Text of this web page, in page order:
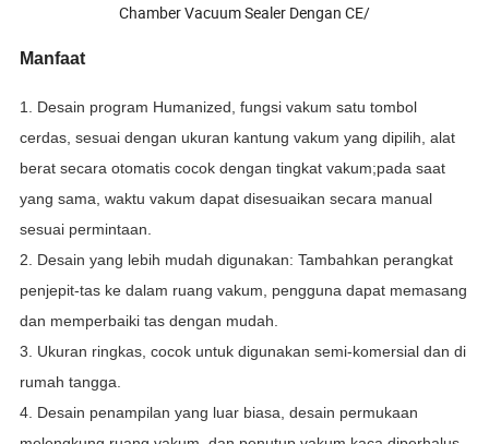
Chamber Vacuum Sealer Dengan CE/
Manfaat
1. Desain program Humanized, fungsi vakum satu tombol
cerdas, sesuai dengan ukuran kantung vakum yang dipilih, alat
berat secara otomatis cocok dengan tingkat vakum;pada saat
yang sama, waktu vakum dapat disesuaikan secara manual
sesuai permintaan.
2. Desain yang lebih mudah digunakan: Tambahkan perangkat
penjepit-tas ke dalam ruang vakum, pengguna dapat memasang
dan memperbaiki tas dengan mudah.
3. Ukuran ringkas, cocok untuk digunakan semi-komersial dan di
rumah tangga.
4. Desain penampilan yang luar biasa, desain permukaan